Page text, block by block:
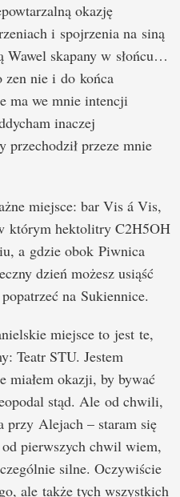
okazję
i spojrzenia na siną
Wawel skapany w słońcu…
nie i do końca
ma we mnie intencji
inaczej
przeze mnie
miejsce: bar Vis á Vis,
którym hektolitry C2H5OH
a gdzie obok Piwnica
dzień możesz usiąść
na Sukiennice.
miejsce to jest te,
Teatr STU. Jestem
miałem okazji, by bywać
stąd. Ale od chwili,
przy Alejach – staram się
pierwszych chwil wiem,
silne. Oczywiście
ale także tych wszystkich